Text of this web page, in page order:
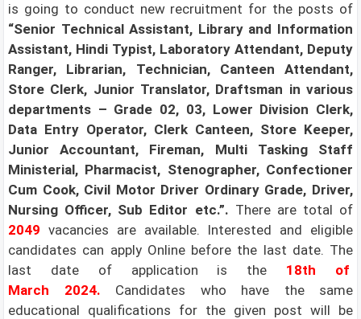
is going to conduct new recruitment for the posts of
“Senior Technical Assistant, Library and Information
Assistant, Hindi Typist, Laboratory Attendant, Deputy
Ranger, Librarian, Technician, Canteen Attendant,
Store Clerk, Junior Translator, Draftsman in various
departments – Grade 02, 03, Lower Division Clerk,
Data Entry Operator, Clerk Canteen, Store Keeper,
Junior Accountant, Fireman, Multi Tasking Staff
Ministerial, Pharmacist, Stenographer, Confectioner
Cum Cook, Civil Motor Driver Ordinary Grade, Driver,
Nursing Officer, Sub Editor etc.”. There are total of
2049 vacancies are available. Interested and eligible
candidates can apply Online before the last date. The
last date of application is the 18th of
March 2024.
Candidates who have the same
educational qualifications for the given post will be